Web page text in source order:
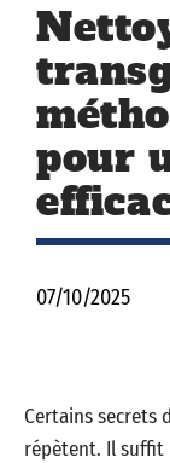
pour
07/10/2025
Certains secrets
répètent. Il suffit